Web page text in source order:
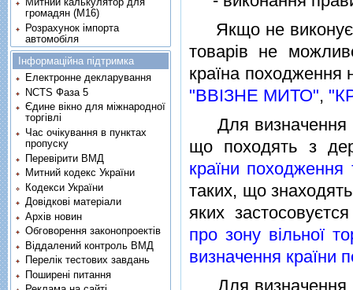
Якщо не
товарiв не
країна походження
"ВВIЗНЕ МИТО",
Для визначення
що походять з
країни
таких, що
яких
про зону вiльної
визначення країни
Для визначення
громадян (М16)
Розрахунок імпорта
автомобіля
Інформаційна підтримка
Електронне декларування
NCTS Фаза 5
Єдине вікно для міжнародної
торгівлі
Час очікування в пунктах
пропуску
Перевірити ВМД
Митний кодекс України
Кодекси України
Довідкові матеріали
Архів новин
Обговорення законопроектів
Віддалений контроль ВМД
Перелік тестових завдань
Поширені питання